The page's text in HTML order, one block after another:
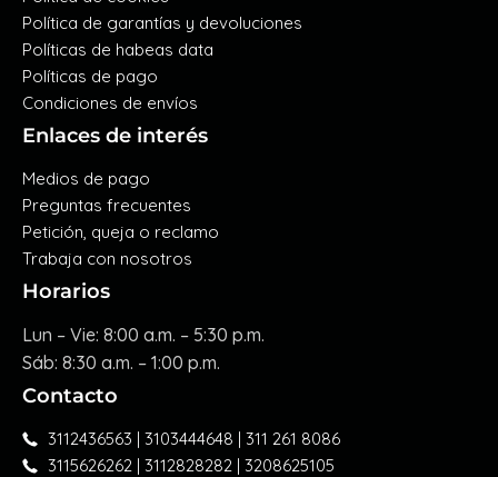
Política de garantías y devoluciones
Políticas de habeas data
Políticas de pago
Condiciones de envíos
Enlaces de interés
Medios de pago
Preguntas frecuentes
Petición, queja o reclamo
Trabaja con nosotros
Horarios
Lun – Vie: 8:00 a.m. – 5:30 p.m.
Sáb: 8:30 a.m. – 1:00 p.m.
Contacto
3112436563 | 3103444648 | 311 261 8086
3115626262 | 3112828282 | 3208625105